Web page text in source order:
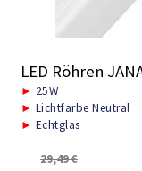
LED Röhren
► 25W
► Lichtfarbe Neutral
► Echtglas
29,49€